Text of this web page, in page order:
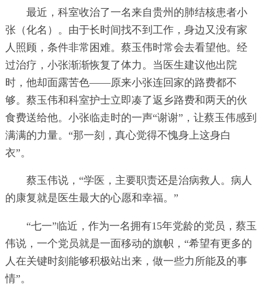
最近，科室收治了一名来自贵州的肺结核患者小
张（化名）。由于长时间找不到工作，身边又没有家
人照顾，条件非常困难。蔡玉伟时常会去看望他。经
过治疗，小张渐渐恢复了体力。当医生建议他出院
时，他却面露苦色——原来小张连回家的路费都不
够。蔡玉伟和科室护士立即凑了返乡路费和两天的伙
食费送给他。小张临走时的一声“谢谢”，让蔡玉伟感到
满满的力量。“那一刻，真心觉得不愧身上这身白
衣”。
蔡玉伟说，“学医，主要职责还是治病救人。病人
的康复就是医生最大的心愿和幸福。”
“七一”临近，作为一名拥有15年党龄的党员，蔡玉
伟说，一个党员就是一面移动的旗帜，“希望有更多的
人在关键时刻能够积极站出来，做一些力所能及的事
情”。